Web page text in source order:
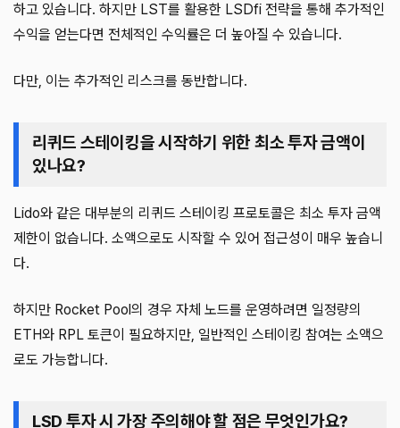
하고 있습니다. 하지만 LST를 활용한 LSDfi 전략을 통해 추가적인
수익을 얻는다면 전체적인 수익률은 더 높아질 수 있습니다.
다만, 이는 추가적인 리스크를 동반합니다.
리퀴드 스테이킹을 시작하기 위한 최소 투자 금액이
있나요?
Lido와 같은 대부분의 리퀴드 스테이킹 프로토콜은 최소 투자 금액
제한이 없습니다. 소액으로도 시작할 수 있어 접근성이 매우 높습니
다.
하지만 Rocket Pool의 경우 자체 노드를 운영하려면 일정량의
ETH와 RPL 토큰이 필요하지만, 일반적인 스테이킹 참여는 소액으
로도 가능합니다.
LSD 투자 시 가장 주의해야 할 점은 무엇인가요?